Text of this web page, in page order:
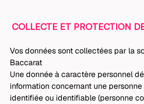
COLLECTE ET PROTECTION
Vos données sont collectées par la
Baccarat
Une donnée à caractère personnel
information concernant une
identifiée ou identifiable (personne